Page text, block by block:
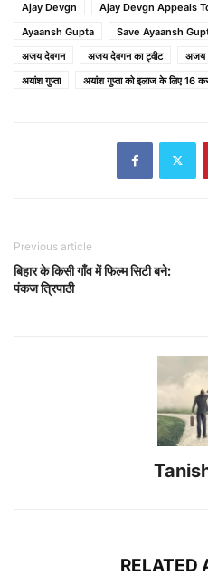
Ajay Devgn
Ajay Devgn Appeals
Ayaansh Gupta
Save Ayaansh
अजय देवगन
अजय देवगन का ट्वीट
अजय
अयांश गुप्ता
अयांश गुप्ता को इलाज के लिए 16
Previous article
बिहार के किसी गाँव में फिल्म सिटी बने:
पंकज त्रिपाठी
RELATED